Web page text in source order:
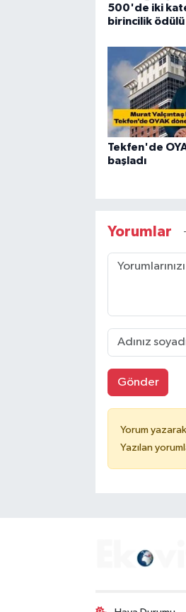
500'de iki
birincilik ödülü
Tekfen'de
başladı
Yorumlar
Gönder
Yorum yazarak
Yazılan